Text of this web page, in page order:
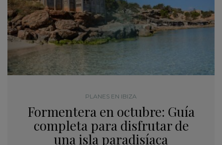
PLANES EN IBIZA
Formentera en octubre: Guía
completa para disfrutar de
una isla paradisíaca